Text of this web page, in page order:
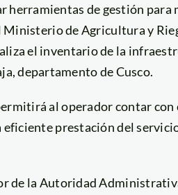
de gestión para
Ministerio de Agricultura y
el inventario de la
departamento de Cusco.
al operador contar
prestación del
de la Autoridad